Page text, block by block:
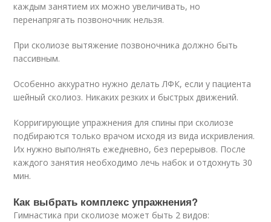
каждым занятием их можно увеличивать, но
перенапрягать позвоночник нельзя.
При сколиозе вытяжение позвоночника должно быть
пассивным.
Особенно аккуратно нужно делать ЛФК, если у пациента
шейный сколиоз. Никаких резких и быстрых движений.
Корригирующие упражнения для спины при сколиозе
подбираются только врачом исходя из вида искривления.
Их нужно выполнять ежедневно, без перерывов. После
каждого занятия необходимо лечь набок и отдохнуть 30
мин.
Как выбрать комплекс упражнения?
Гимнастика при сколиозе может быть 2 видов: